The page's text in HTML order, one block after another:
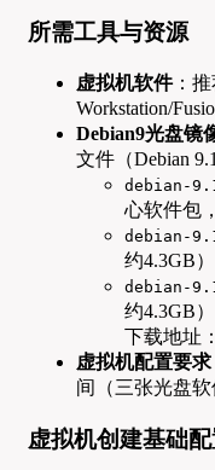
所需工具与资源
虚拟机软件：推
Workstation/
Debian9光盘镜
文件（Debian
debian-
心软件包
debian-
约4.3GB）
debian-
约4.3GB）
下载地址：
虚拟机配置要求
间（三张光盘软
虚拟机创建基础